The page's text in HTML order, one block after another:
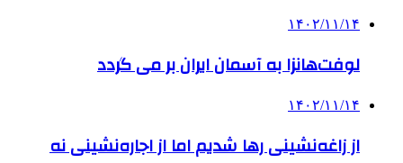
۱۴۰۲/۱۱/۱۴
لوفت‌هانزا به آسمان ایران بر می گردد
۱۴۰۲/۱۱/۱۴
از زاغه‌نشینی رها شدیم اما از اجاره‌نشینی نه